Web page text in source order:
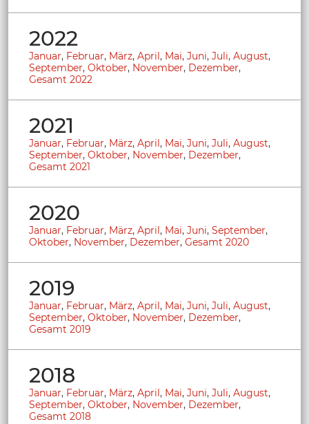
2022
Januar, Februar, März, April, Mai, Juni, Juli, August,
September, Oktober, November, Dezember,
Gesamt 2022
2021
Januar, Februar, März, April, Mai, Juni, Juli, August,
September, Oktober, November, Dezember,
Gesamt 2021
2020
Januar, Februar, März, April, Mai, Juni, September,
Oktober, November, Dezember, Gesamt 2020
2019
Januar, Februar, März, April, Mai, Juni, Juli, August,
September, Oktober, November, Dezember,
Gesamt 2019
2018
Januar, Februar, März, April, Mai, Juni, Juli, August,
September, Oktober, November, Dezember,
Gesamt 2018